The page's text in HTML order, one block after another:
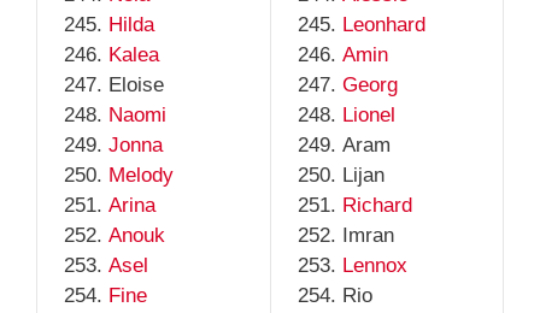
Hilda
Kalea
Eloise
Naomi
Jonna
Melody
Arina
Anouk
Asel
Fine
Leonhard
Amin
Georg
Lionel
Aram
Lijan
Richard
Imran
Lennox
Rio